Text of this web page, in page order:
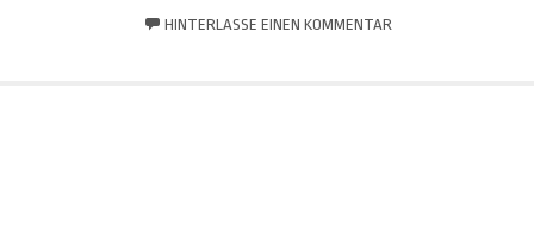
HINTERLASSE EINEN KOMMENTAR